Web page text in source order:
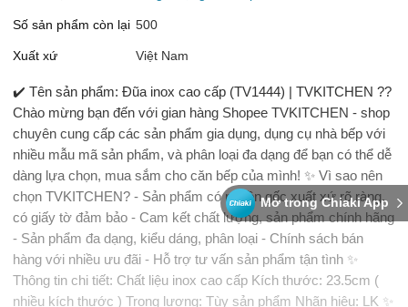
Mở trong Chiaki App
Số sản phẩm còn lại 500
Xuất xứ Việt Nam
✔️ Tên sản phẩm: Đũa inox cao cấp (TV1444) | TVKITCHEN ️?️?
Chào mừng bạn đến với gian hàng Shopee TVKITCHEN - shop
chuyên cung cấp các sản phẩm gia dụng, dụng cụ nhà bếp với
nhiều mẫu mã sản phẩm, và phân loại đa dạng để bạn có thể dễ
dàng lựa chọn, mua sắm cho căn bếp của mình! ✨ Vì sao nên
chọn TVKITCHEN? - Sản phẩm có nguồn gốc xuất xứ rõ ràng,
có giấy tờ đảm bảo - Cam kết chất lượng, sản phẩm chính hãng
- Sản phẩm đa dạng, kiểu dáng, phân loại - Chính sách bán
hàng với nhiều ưu đãi - Hỗ trợ tư vấn sản phẩm tận tình ✨
Thông tin chi tiết: Chất liệu inox cao cấp Kích thước: 23.5cm (
nhiều kích thước ) Trọng lượng: Tùy sản phẩm Nhãn hiệu: LK ✨